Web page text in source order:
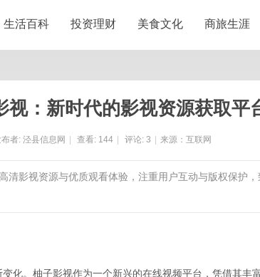
生活百科 投资理财 美食文化 商旅生涯
视：新时代的影视资源获取平
者: 泾县信息网 查看: 144 评论: 3 来源：互联网
清影视资源与优质观看体验，注重用户互动与版权保护
化。柚子影视作为一个新兴的在线视频平台，凭借其丰